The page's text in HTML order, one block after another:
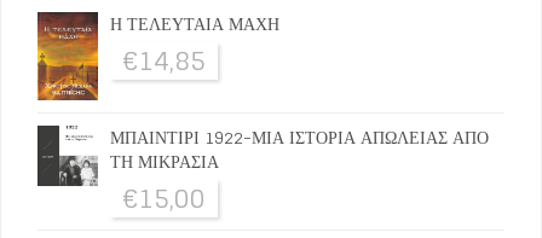
Η ΤΕΛΕΥΤΑΙΑ ΜΑΧΗ
€14,85
ΜΠΑΙΝΤΙΡΙ 1922-ΜΙΑ ΙΣΤΟΡΙΑ ΑΠΩΛΕΙΑΣ ΑΠΟ
ΤΗ ΜΙΚΡΑΣΙΑ
€15,00